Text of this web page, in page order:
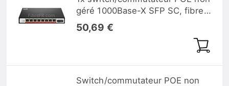
géré 1000Base-X SFP SC, fibre
unique, 1310nm/1550 nm 20km
50,69 €
Switch/commutateur POE non